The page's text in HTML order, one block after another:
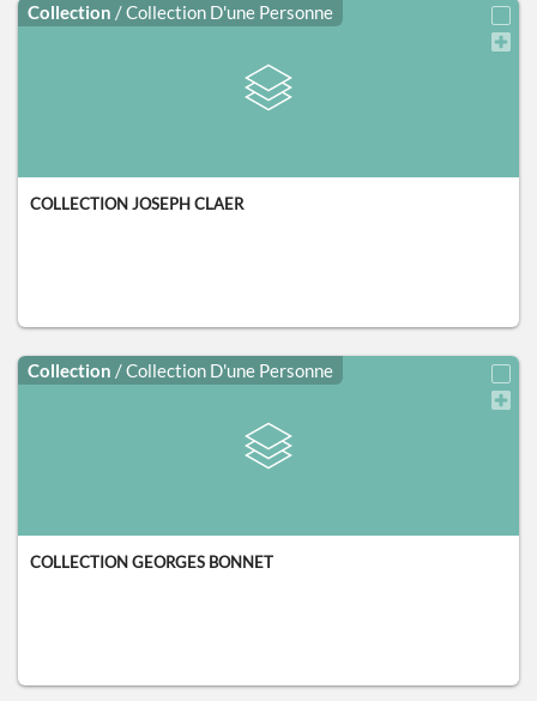
Collection / Collection D'une Personne
COLLECTION JOSEPH CLAER
Collection / Collection D'une Personne
COLLECTION GEORGES BONNET